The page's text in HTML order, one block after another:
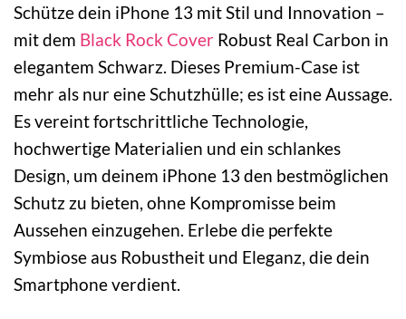
Schütze dein iPhone 13 mit Stil und Innovation –
mit dem Black Rock Cover Robust Real Carbon in
elegantem Schwarz. Dieses Premium-Case ist
mehr als nur eine Schutzhülle; es ist eine Aussage.
Es vereint fortschrittliche Technologie,
hochwertige Materialien und ein schlankes
Design, um deinem iPhone 13 den bestmöglichen
Schutz zu bieten, ohne Kompromisse beim
Aussehen einzugehen. Erlebe die perfekte
Symbiose aus Robustheit und Eleganz, die dein
Smartphone verdient.